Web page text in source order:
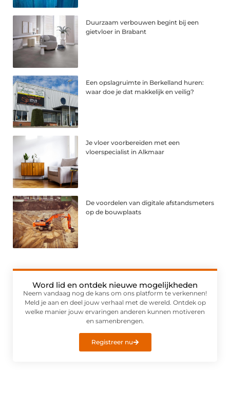
Duurzaam verbouwen begint bij een
gietvloer in Brabant
Een opslagruimte in Berkelland huren:
waar doe je dat makkelijk en veilig?
Je vloer voorbereiden met een
vloerspecialist in Alkmaar
De voordelen van digitale afstandsmeters
op de bouwplaats
Word lid en ontdek nieuwe mogelijkheden
Neem vandaag nog de kans om ons platform te verkennen!
Meld je aan en deel jouw verhaal met de wereld. Ontdek op
welke manier jouw ervaringen anderen kunnen motiveren
en samenbrengen.
Registreer nu